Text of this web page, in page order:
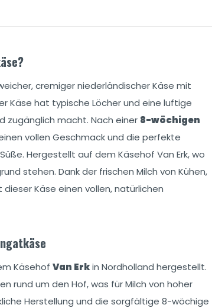
cremiger niederländischer Käse mit
Käse hat typische Löcher und eine luftige
zugänglich macht. Nach einer 8-wöchigen
vollen Geschmack und die perfekte
Hergestellt auf dem Käsehof Van Erk, wo
stehen. Dank der frischen Milch von Kühen,
Käse einen vollen, natürlichen
Käsehof Van Erkin Nordholland hergestellt.
rund um den Hof, was für Milch von hoher
Herstellung und die sorgfältige 8-wöchige